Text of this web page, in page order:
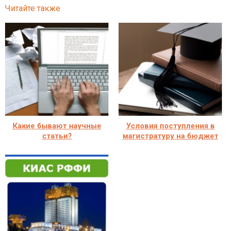
Читайте также
Какие бывают научные
статьи?
Условия поступления в
магистратуру на бюджет